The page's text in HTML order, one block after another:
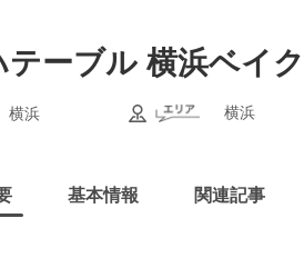
テーブル 横浜ベイ
横浜 横浜
基本情報 関連記事